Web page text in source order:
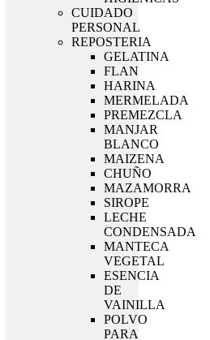
CUIDADO
PERSONAL
REPOSTERIA
GELATINA
FLAN
HARINA
MERMELADA
PREMEZCLA
MANJAR
BLANCO
MAIZENA
CHUÑO
MAZAMORRA
SIROPE
LECHE
CONDENSADA
MANTECA
VEGETAL
ESENCIA
DE
VAINILLA
POLVO
PARA